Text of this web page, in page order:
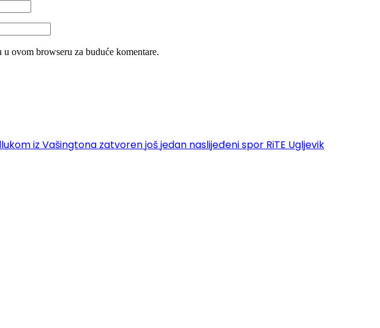
ovom browseru za buduće komentare.
iz Vašingtona zatvoren još jedan naslijeđeni spor RiTE Ugljevik